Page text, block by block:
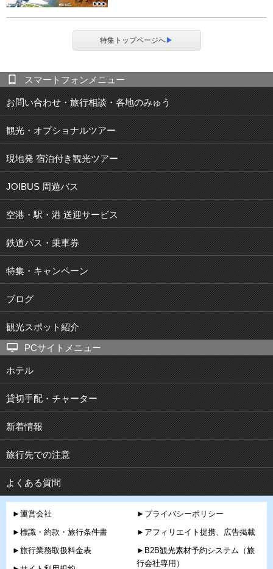
特集トップページへ▶
スマートフォンメニュー
お問い合わせ・旅行相談・各地のみゅう
観光・オプショナルツアー
現地発 宿泊付き観光ツアー
JOIBUS 周遊バス
空港・駅・港 送迎サービス
鉄道パス・乗車券
特集・キャンペーン
ブログ
観光スポット紹介
PCサイトメニュー
ホテル
貸切手配・チャーター
新着情報
旅行先での注意
よくある質問
►運営会社
►標識・約款・旅行条件書
►旅行業務取扱料金表
►プライバシーポリシー
►アフィリエイト提携、広告掲載
►B2B観光素材予約システム（旅
行会社専用）